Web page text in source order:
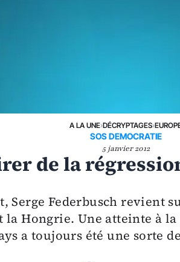
A LA UNE›DÉCRYPTAGES›
SOS DEMOCRATIE
5 janvier 2012
de la
Serge Federbusch revient
Hongrie. Une atteinte à
a toujours été une sorte